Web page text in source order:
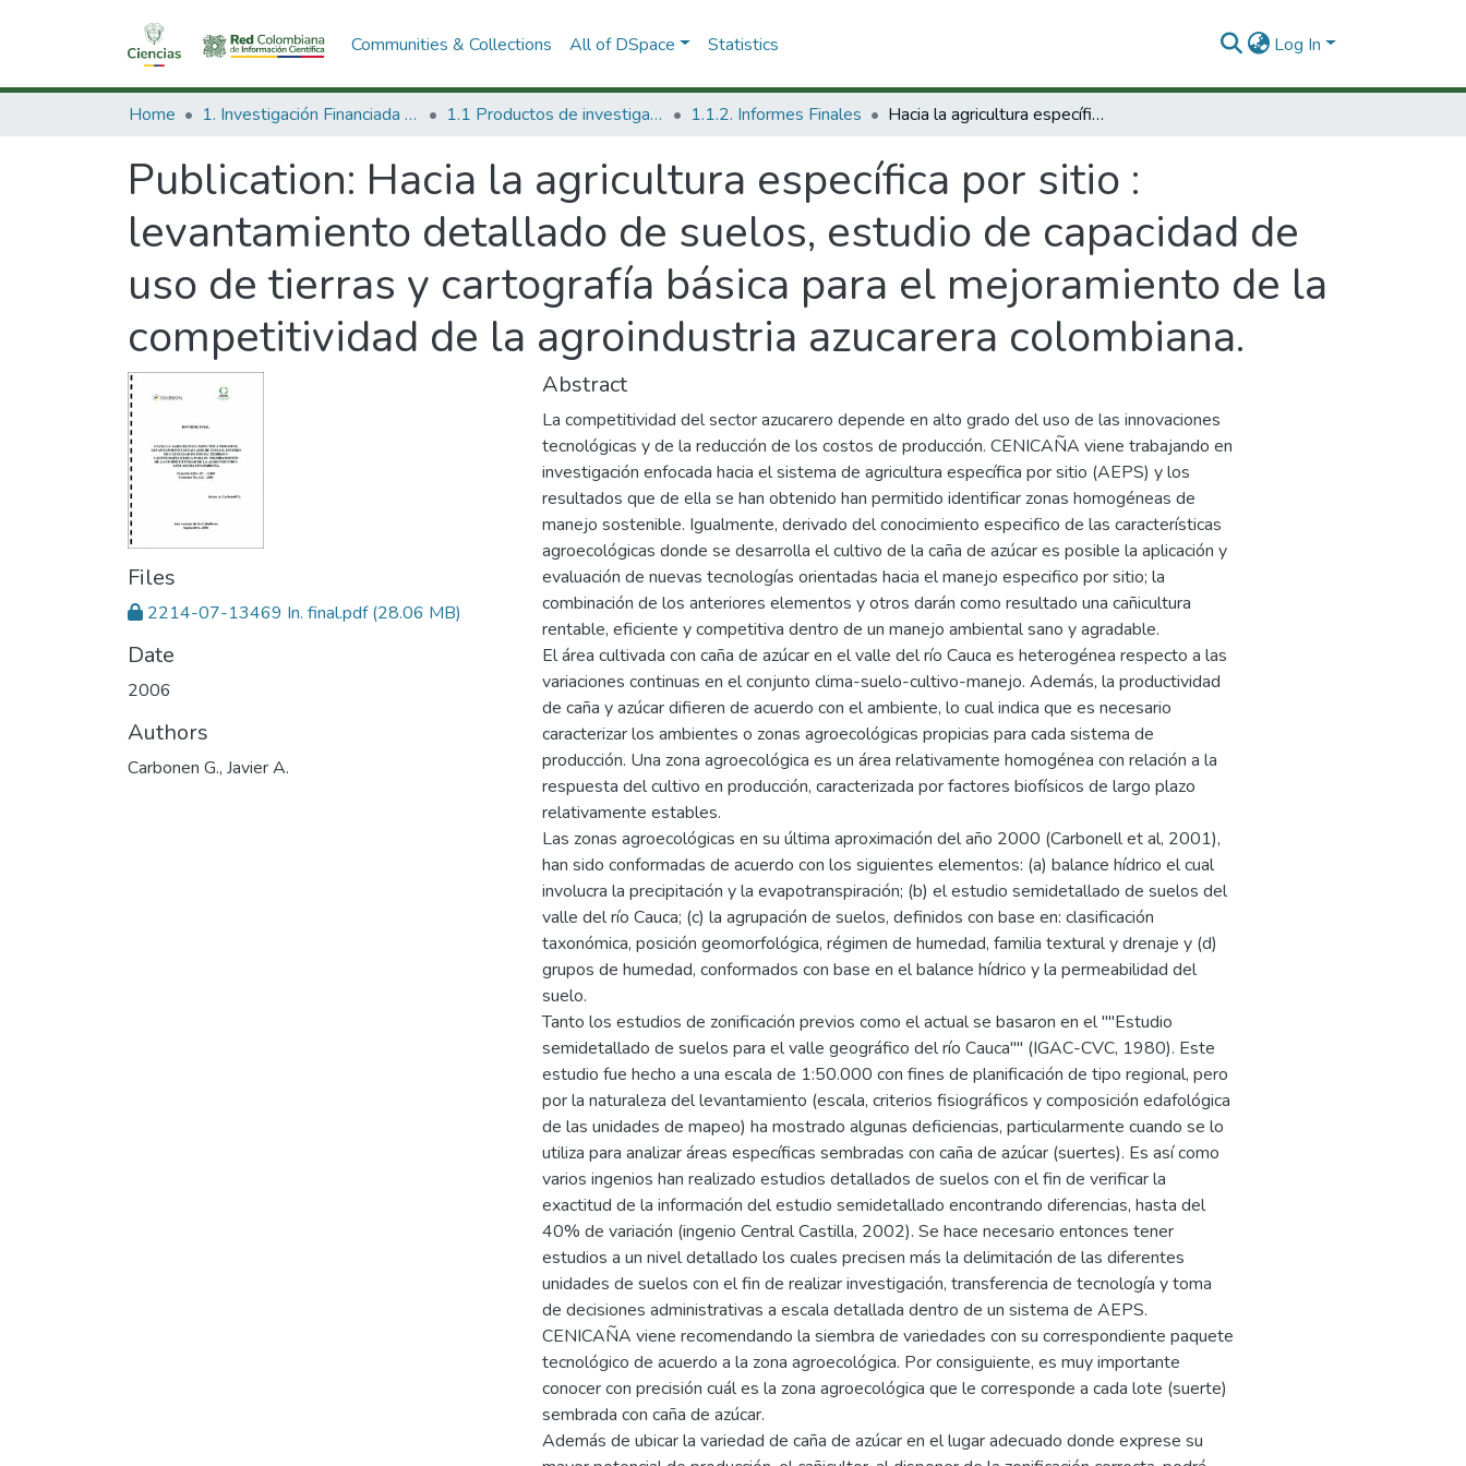
Communities & Collections All of DSpace Statistics Log In
Home 1. Investigación Financiada con Recursos Públicos 1.1 Productos de investigación 1.1.2. Informes Finales Hacia la agricultura específica por sitio : levantamiento detallado de suelos, estudio de capacidad de uso de tierras y cartografía básica para el mejoramiento de la competitividad de la agroindustria azucarera colombiana.
Publication: Hacia la agricultura específica por sitio :
levantamiento detallado de suelos, estudio de capacidad de
uso de tierras y cartografía básica para el mejoramiento de la
competitividad de la agroindustria azucarera colombiana.
Files
2214-07-13469 In. final.pdf(28.06 MB)
Date
2006
Authors
Carbonen G., Javier A.
Abstract
La competitividad del sector azucarero depende en alto grado del uso de las innovaciones
tecnológicas y de la reducción de los costos de producción. CENICAÑA viene trabajando en
investigación enfocada hacia el sistema de agricultura específica por sitio (AEPS) y los
resultados que de ella se han obtenido han permitido identificar zonas homogéneas de
manejo sostenible. Igualmente, derivado del conocimiento especifico de las características
agroecológicas donde se desarrolla el cultivo de la caña de azúcar es posible la aplicación y
evaluación de nuevas tecnologías orientadas hacia el manejo especifico por sitio; la
combinación de los anteriores elementos y otros darán como resultado una cañicultura
rentable, eficiente y competitiva dentro de un manejo ambiental sano y agradable.
El área cultivada con caña de azúcar en el valle del río Cauca es heterogénea respecto a las
variaciones continuas en el conjunto clima-suelo-cultivo-manejo. Además, la productividad
de caña y azúcar difieren de acuerdo con el ambiente, lo cual indica que es necesario
caracterizar los ambientes o zonas agroecológicas propicias para cada sistema de
producción. Una zona agroecológica es un área relativamente homogénea con relación a la
respuesta del cultivo en producción, caracterizada por factores biofísicos de largo plazo
relativamente estables.
Las zonas agroecológicas en su última aproximación del año 2000 (Carbonell et al, 2001),
han sido conformadas de acuerdo con los siguientes elementos: (a) balance hídrico el cual
involucra la precipitación y la evapotranspiración; (b) el estudio semidetallado de suelos del
valle del río Cauca; (c) la agrupación de suelos, definidos con base en: clasificación
taxonómica, posición geomorfológica, régimen de humedad, familia textural y drenaje y (d)
grupos de humedad, conformados con base en el balance hídrico y la permeabilidad del
suelo.
Tanto los estudios de zonificación previos como el actual se basaron en el ""Estudio
semidetallado de suelos para el valle geográfico del río Cauca"" (IGAC-CVC, 1980). Este
estudio fue hecho a una escala de 1:50.000 con fines de planificación de tipo regional, pero
por la naturaleza del levantamiento (escala, criterios fisiográficos y composición edafológica
de las unidades de mapeo) ha mostrado algunas deficiencias, particularmente cuando se lo
utiliza para analizar áreas específicas sembradas con caña de azúcar (suertes). Es así como
varios ingenios han realizado estudios detallados de suelos con el fin de verificar la
exactitud de la información del estudio semidetallado encontrando diferencias, hasta del
40% de variación (ingenio Central Castilla, 2002). Se hace necesario entonces tener
estudios a un nivel detallado los cuales precisen más la delimitación de las diferentes
unidades de suelos con el fin de realizar investigación, transferencia de tecnología y toma
de decisiones administrativas a escala detallada dentro de un sistema de AEPS.
CENICAÑA viene recomendando la siembra de variedades con su correspondiente paquete
tecnológico de acuerdo a la zona agroecológica. Por consiguiente, es muy importante
conocer con precisión cuál es la zona agroecológica que le corresponde a cada lote (suerte)
sembrada con caña de azúcar.
Además de ubicar la variedad de caña de azúcar en el lugar adecuado donde exprese su